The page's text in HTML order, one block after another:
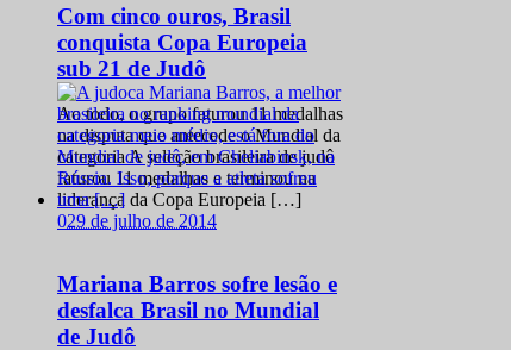
Com cinco ouros, Brasil
conquista Copa Europeia
sub 21 de Judô
Ao todo, o grupo faturou 11 medalhas
na disputa que antecede o Mundial da
categoria A seleção brasileira de judô
faturou 11 medalhas e terminou na
liderança da Copa Europeia […]
029 de julho de 2014
Mariana Barros sofre lesão e
desfalca Brasil no Mundial
de Judô